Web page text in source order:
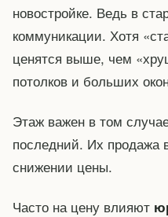
новостройке. Ведь в
коммуникации. Хотя
ценятся выше, чем
потолков и больших
Этаж важен в том
последний. Их продажа
снижении цены.
Часто на цену влияют